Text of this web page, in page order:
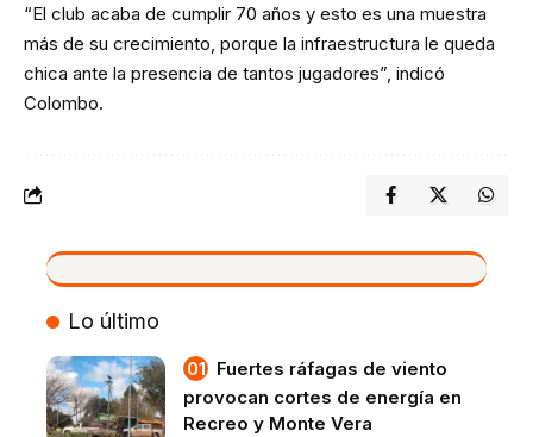
“El club acaba de cumplir 70 años y esto es una muestra
más de su crecimiento, porque la infraestructura le queda
chica ante la presencia de tantos jugadores”, indicó
Colombo.
VIVO
Lo último
Fuertes ráfagas de viento
provocan cortes de energía en
Recreo y Monte Vera